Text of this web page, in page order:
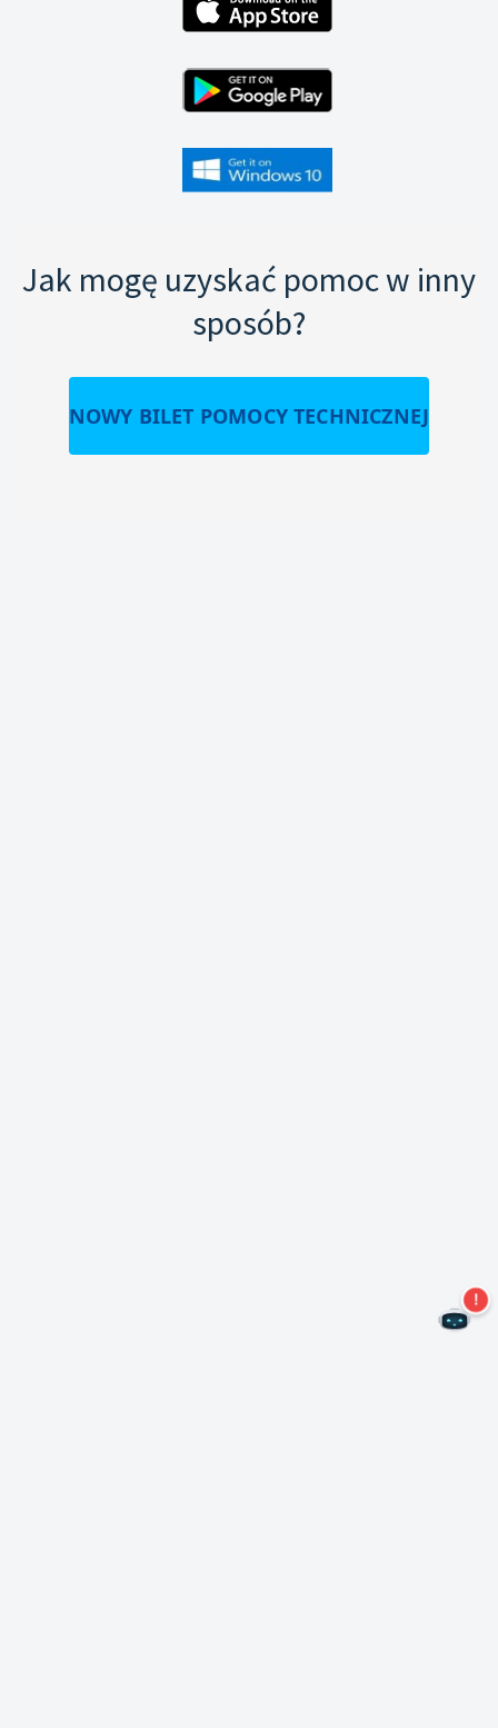
Jak mogę uzyskać pomoc w inny
sposób?
NOWY BILET POMOCY TECHNICZNEJ